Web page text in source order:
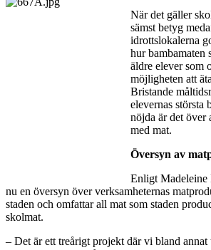
När det gäller
sämst betyg
idrottslokalerna
hur bambamaten
äldre elever som
möjligheten att
Bristande
elevernas största
nöjda är det
med mat.
Översyn av
Enligt Madeleine
nu en översyn över verksamheternas
staden och omfattar all mat som staden
skolmat.
– Det är ett treårigt projekt där vi bland